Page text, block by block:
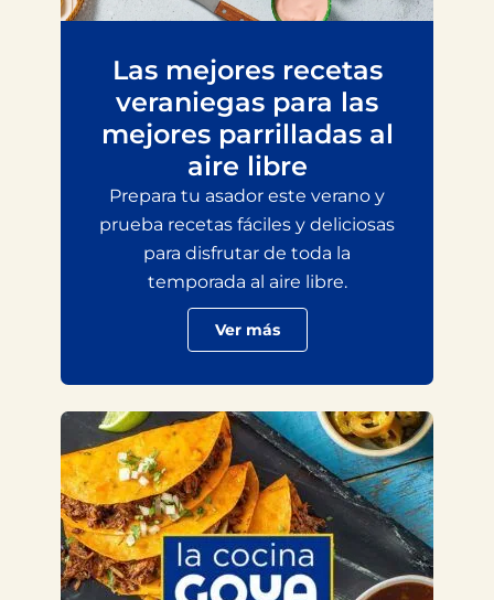
Las mejores recetas
veraniegas para las
mejores parrilladas al
aire libre
Prepara tu asador este verano y
prueba recetas fáciles y deliciosas
para disfrutar de toda la
temporada al aire libre.
Ver más